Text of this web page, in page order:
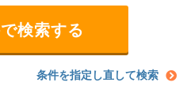
条件を指定し直して検索